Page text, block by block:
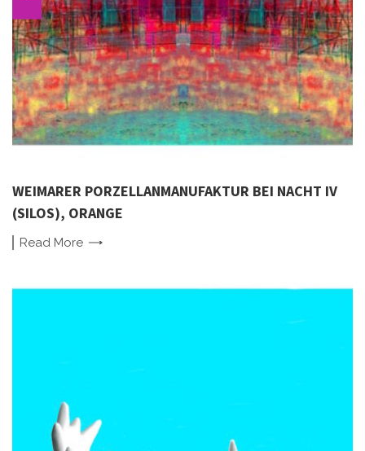
WEIMARER PORZELLANMANUFAKTUR BEI NACHT IV
(SILOS), ORANGE
Read More